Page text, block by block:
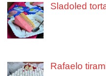
Sladoled
Rafaelo